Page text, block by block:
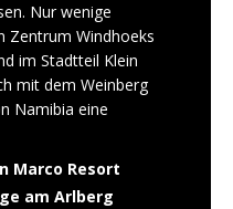
Nur wenige
Zentrum Windhoeks
im Stadtteil Klein
mit dem Weinberg
Namibia eine
Marco Resort
am Arlberg